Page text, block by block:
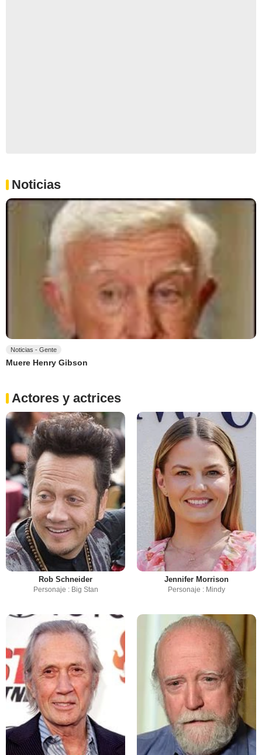
Noticias
Noticias - Gente
Muere Henry Gibson
Actores y actrices
Rob Schneider
Personaje : Big Stan
Jennifer Morrison
Personaje : Mindy